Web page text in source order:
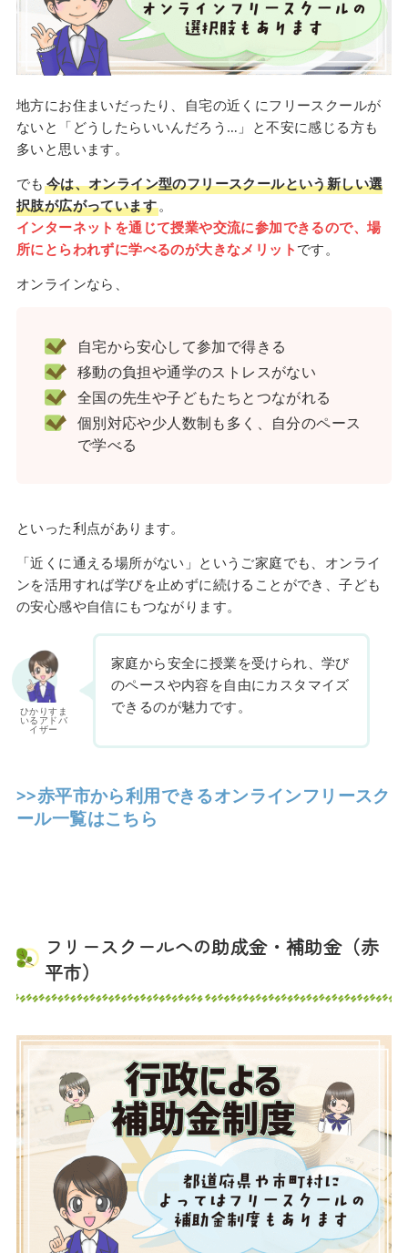
地方にお住まいだったり、自宅の近くにフリースクールが
ないと「どうしたらいいんだろう…」と不安に感じる方も
多いと思います。
でも 今は、オンライン型のフリースクールという新しい選
択肢が広がっています。
インターネットを通じて授業や交流に参加できるので、場
所にとらわれずに学べるのが大きなメリット です。
オンラインなら、
自宅から安心して参加で得きる
移動の負担や通学のストレスがない
全国の先生や子どもたちとつながれる
個別対応や少人数制も多く、自分のペース
で学べる
といった利点があります。
「近くに通える場所がない」というご家庭でも、オンライ
ンを活用すれば学びを止めずに続けることができ、子ども
の安心感や自信にもつながります。
ひかりすま
いるアドバ
イザー
家庭から安全に授業を受けられ、学び
のペースや内容を自由にカスタマイズ
できるのが魅力です。
>>赤平市から利用できるオンラインフリースク
ール一覧はこちら
フリースクールへの助成金・補助金（赤
平市）